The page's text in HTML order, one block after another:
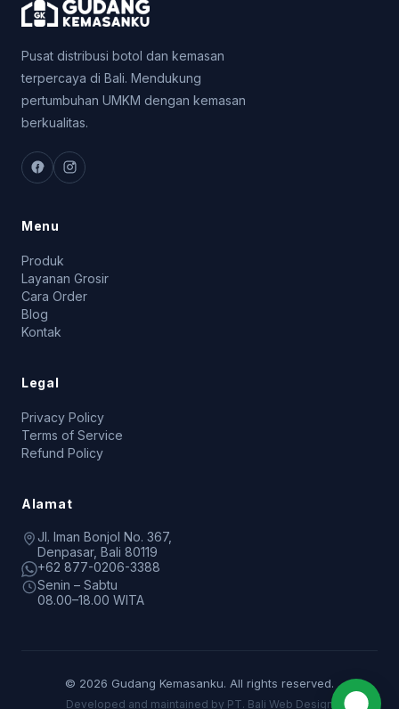
Pusat distribusi botol dan kemasan
terpercaya di Bali. Mendukung
pertumbuhan UMKM dengan kemasan
berkualitas.
Menu
Produk
Layanan Grosir
Cara Order
Blog
Kontak
Legal
Privacy Policy
Terms of Service
Refund Policy
Alamat
Jl. Iman Bonjol No. 367,
Denpasar, Bali 80119
+62 877-0206-3388
Senin – Sabtu
08.00–18.00 WITA
© 2026 Gudang Kemasanku. All rights reserved.
Developed and maintained by PT. Bali Web Design